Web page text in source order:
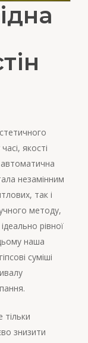
якості
незамінним
так і
методу,
рівної
наша
суміші
тільки
знизити